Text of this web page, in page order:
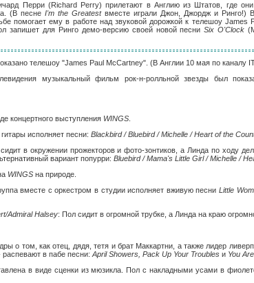
Перри (Richard Perry) прилетают в Англию из Штатов, где они
(В песне I'm the Greatestвместе играли Джон, Джордж и Ринго!)
помогает ему в работе над звуковой дорожкой к телешоу James
запишет для Ринго демо-версию своей новой песниSix О'Clock
телешоу "James Paul McCartney". (В Англии 10 мая по каналу
музыкальный фильм рок-н-ролльной звезды был
концертного выступления WINGS.
исполняет песни: Blackbird / Bluebird / Michelle / Heart of the
в окружении прожекторов и фото-зонтиков, а Линда по ходу
вариант попурри: Bluebird / Mama's Little Girl / Michelle /
WINGSна природе.
вместе с оркестром в студии исполняет вживую песни Little
Admiral Halsey: Пол сидит в огромной трубке, а Линда на краю
о том, как отец, дядя, тетя и брат Маккартни, а также лидер
в пабе песни: April Showers, Pack Up Your Troublesи You
в виде сценки из мюзикла. Пол с накладными усами в